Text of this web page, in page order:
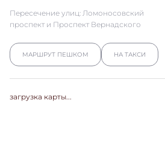
Пересечение улиц: Ломоносовский
проспект и Проспект Вернадского
МАРШРУТ ПЕШКОМ НА ТАКСИ
загрузка карты...